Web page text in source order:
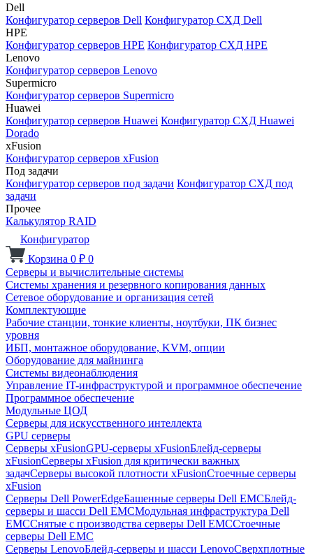
Dell
Конфигуратор серверов Dell Конфигуратор СХД Dell
HPE
Конфигуратор серверов HPE Конфигуратор СХД HPE
Lenovo
Конфигуратор серверов Lenovo
Supermicro
Конфигуратор серверов Supermicro
Huawei
Конфигуратор серверов Huawei Конфигуратор СХД Huawei
Dorado
xFusion
Конфигуратор серверов xFusion
Под задачи
Конфигуратор серверов под задачи Конфигуратор СХД под
задачи
Прочее
Калькулятор RAID
Конфигуратор
Корзина 0 ₽ 0
Серверы и вычислительные системы
Системы хранения и резервного копирования данных
Сетевое оборудование и организация сетей
Комплектующие
Рабочие станции, тонкие клиенты, ноутбуки, ПК бизнес
уровня
ИБП, монтажное оборудование, KVM, опции
Оборудование для майнинга
Системы видеонаблюдения
Управление IT-инфраструктурой и программное обеспечение
Программное обеспечение
Модульные ЦОД
Серверы для искусственного интеллекта
GPU серверы
Серверы xFusionGPU-серверы xFusionБлейд-серверы
xFusionСерверы xFusion для критически важных
задачСерверы высокой плотности xFusionСтоечные серверы
xFusion
Серверы Dell PowerEdgeБашенные серверы Dell EMCБлейд-
серверы и шасси Dell EMCМодульная инфраструктура Dell
EMCСнятые с производства серверы Dell EMCСтоечные
серверы Dell EMC
Серверы LenovoБлейд-серверы и шасси LenovoСверхплотные